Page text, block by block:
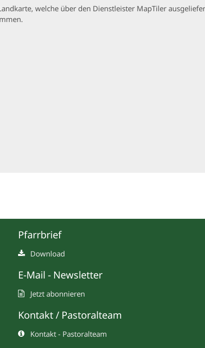
welche über den Dienstleister MapTiler
Pfarrbrief
Download
E-Mail - Newsletter
Jetzt abonnieren
Kontakt / Pastoralteam
Kontakt - Pastoralteam